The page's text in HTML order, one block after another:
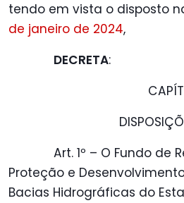
tendo em vista o disposto
de janeiro de 2024,
DECRETA:
Art. 1º – O Fundo de
Proteção e
Bacias Hidrográficas do